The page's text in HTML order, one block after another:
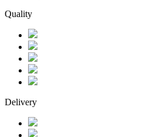
Quality
Delivery